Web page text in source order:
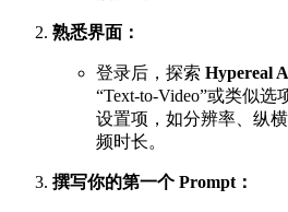
熟悉界面：
登录后，探索 Hypereal
“Text-to-Video”或类似
设置项，如分辨率、纵
频时长。
撰写你的第一个 Prompt：